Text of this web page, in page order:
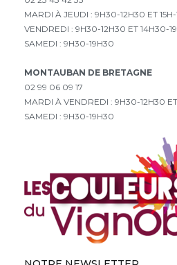
MARDI À JEUDI : 9H30-12H30 ET 15H-
VENDREDI : 9H30-12H30 ET 14H30-
SAMEDI : 9H30-19H30
MONTAUBAN DE BRETAGNE
02 99 06 09 17
MARDI À VENDREDI : 9H30-12H30
SAMEDI : 9H30-19H30